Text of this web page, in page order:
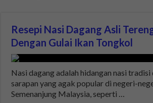
Resepi Nasi Dagang Asli
Dengan Gulai Ikan Tongkol
Nasi dagang adalah hidangan nasi tradisi
sarapan yang agak popular di negeri-
Semenanjung Malaysia, seperti …